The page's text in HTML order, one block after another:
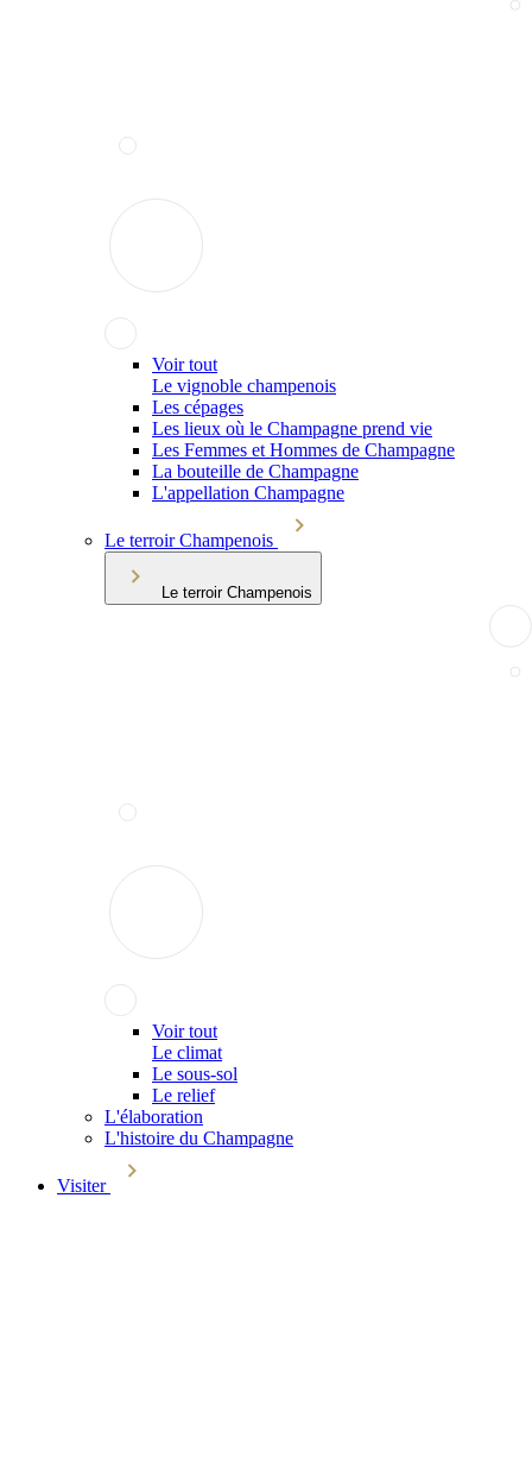
Voir tout
Le vignoble champenois
Les cépages
Les lieux où le Champagne prend vie
Les Femmes et Hommes de Champagne
La bouteille de Champagne
L'appellation Champagne
Le terroir Champenois
Le terroir Champenois
Voir tout
Le climat
Le sous-sol
Le relief
L'élaboration
L'histoire du Champagne
Visiter